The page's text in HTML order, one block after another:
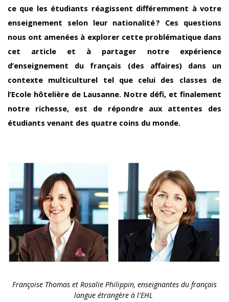
ce que les étudiants réagissent différemment à votre
enseignement selon leur nationalité ? Ces questions
nous ont amenées à explorer cette problématique dans
cet article et à partager notre expérience
d’enseignement du français (des affaires) dans un
contexte multiculturel tel que celui des classes de
l’Ecole hôtelière de Lausanne. Notre défi, et finalement
notre richesse, est de répondre aux attentes des
étudiants venant des quatre coins du monde.
Françoise Thomas et Rosalie Philippin, enseignantes du français
langue étrangère à l'EHL